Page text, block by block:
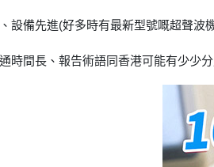
設備先進(好多時有最新型號嘅超聲波
時間長、報告術語同香港可能有少少